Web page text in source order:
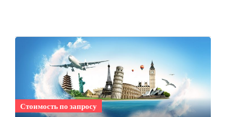
Стоимость по запросу